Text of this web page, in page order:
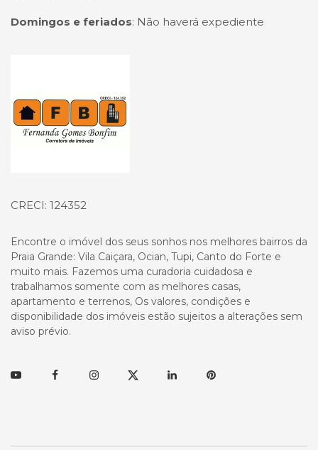
Domingos e feriados: Não haverá expediente
CRECI: 124352
Encontre o imóvel dos seus sonhos nos melhores bairros da
Praia Grande: Vila Caiçara, Ocian, Tupi, Canto do Forte e
muito mais. Fazemos uma curadoria cuidadosa e
trabalhamos somente com as melhores casas,
apartamento e terrenos, Os valores, condições e
disponibilidade dos imóveis estão sujeitos a alterações sem
aviso prévio.
YoutubeFacebookInstagramTwitter LinkedinPinterest